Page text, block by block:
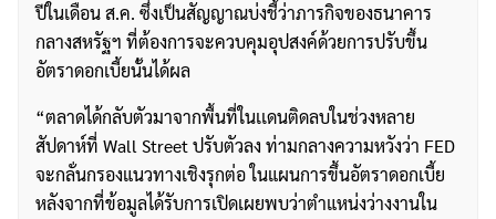
ปีในเดือน ส.ค. ซึ่งเป็นสัญญาณบ่งชี้ว่าภารกิจของธนาคาร
กลางสหรัฐฯ ที่ต้องการจะควบคุมอุปสงค์ด้วยการปรับขึ้น
อัตราดอกเบี้ยนั้นได้ผล
“ตลาดได้กลับตัวมาจากพื้นที่ในเเดนติดลบในช่วงหลาย
สัปดาห์ที่ Wall Street ปรับตัวลง ท่ามกลางความหวังว่า FED
จะกลั่นกรองแนวทางเชิงรุกต่อ ในแผนการขึ้นอัตราดอกเบี้ย
หลังจากที่ข้อมูลได้รับการเปิดเผยพบว่าตำแหน่งว่างงานใน